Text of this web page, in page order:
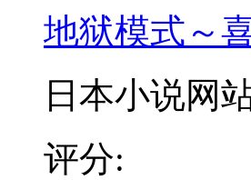
地狱模式～
日本小说网
评分: